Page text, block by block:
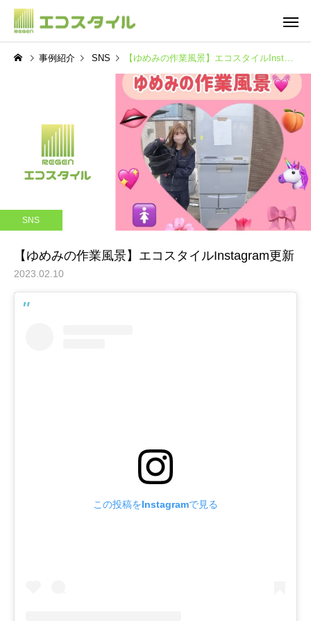
遺品整
SNS
【ピッカピカ新トラック！
関東エリアも拡大中】エコ
スタイルInstagram更新
SNS
【今年はNEWトラック
えました】エコスタイ
Instagram更新
事例紹介 SNS 【ゆめみの作業風景】エコスタイルInstagram更新
SNS
【ゆめみの作業風景】エコスタイルInstagram更新
2023.02.10
この投稿をInstagramで見る